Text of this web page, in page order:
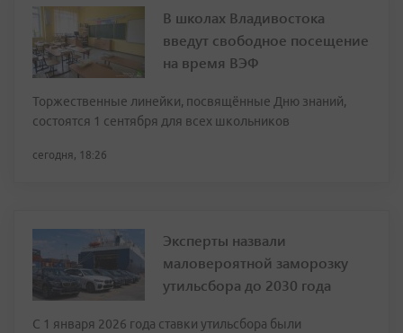
В школах Владивостока
введут свободное посещение
на время ВЭФ
Торжественные линейки, посвящённые Дню знаний,
состоятся 1 сентября для всех школьников
сегодня, 18:26
Эксперты назвали
маловероятной заморозку
утильсбора до 2030 года
С 1 января 2026 года ставки утильсбора были